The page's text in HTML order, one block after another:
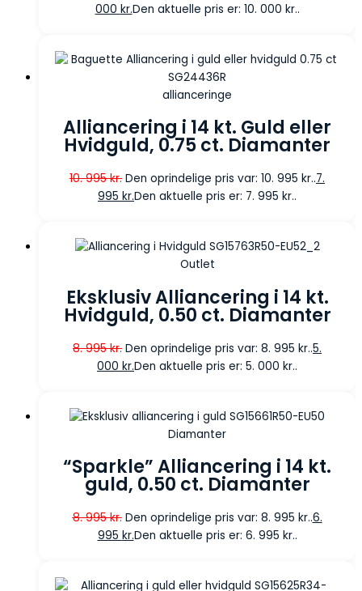
000 kr.Den aktuelle pris er: 10. 000 kr..
allianceringe
Alliancering i 14 kt. Guld eller
Hvidguld, 0.75 ct. Diamanter
10. 995kr. Den oprindelige pris var: 10. 995 kr..7.
995 kr.Den aktuelle pris er: 7. 995 kr..
Outlet
Eksklusiv Alliancering i 14 kt.
Hvidguld, 0.50 ct. Diamanter
8. 995kr. Den oprindelige pris var: 8. 995 kr..5.
000 kr.Den aktuelle pris er: 5. 000 kr..
Diamanter
“Sparkle” Alliancering i 14 kt.
guld, 0.50 ct. Diamanter
8. 995kr. Den oprindelige pris var: 8. 995 kr..6.
995 kr.Den aktuelle pris er: 6. 995 kr..